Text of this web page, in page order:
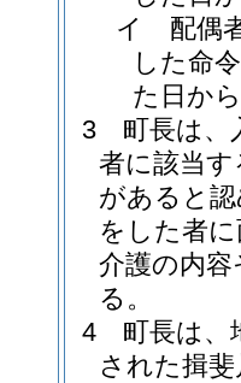
イ
配偶
した命
た日か
3
町長は、
者に該当
があると
をした者
介護の内
る。
4
町長は、
された揖